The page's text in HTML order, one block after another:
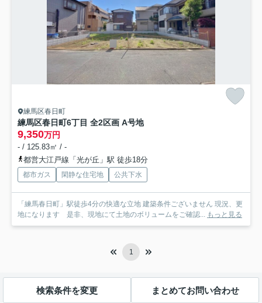
練馬区春日町
練馬区春日町6丁目 全2区画 A号地
9,350万円
- / 125.83㎡ / -
都営大江戸線「光が丘」駅 徒歩18分
都市ガス 閑静な住宅地 公共下水
「練馬春日町」駅徒歩4分の快適な立地 建築条件ございません 現況、更
地になります 是非、現地にて土地のボリュームをご確認... もっと見る
1
検索条件を変更 まとめてお問い合わせ